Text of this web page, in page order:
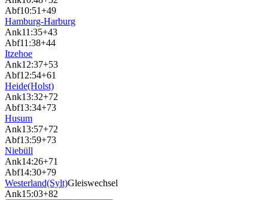
Abf10:51+49
Hamburg-Harburg
Ank11:35+43
Abf11:38+44
Itzehoe
Ank12:37+53
Abf12:54+61
Heide(Holst)
Ank13:32+72
Abf13:34+73
Husum
Ank13:57+72
Abf13:59+73
Niebüll
Ank14:26+71
Abf14:30+79
Westerland(Sylt)Gleiswechsel
Ank15:03+82